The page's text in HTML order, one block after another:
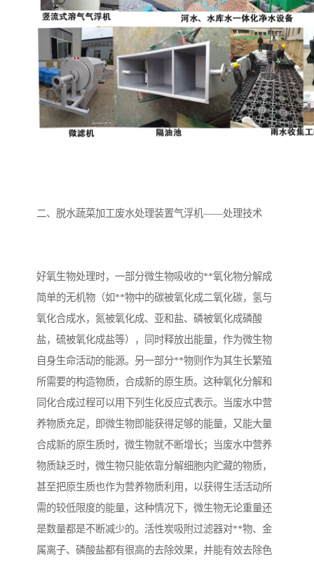
二、 脱水蔬菜加工废水处理装置气浮机——处理技术
好氧生物处理时，一部分微生物吸收的**氧化物分解成
简单的无机物（如**物中的碳被氧化成二氧化碳，氢与
氧化合成水，氮被氧化成、亚和盐、磷被氧化成磷酸
盐，硫被氧化成盐等），同时释放出能量，作为微生物
自身生命活动的能源。另一部分**物则作为其生长繁殖
所需要的构造物质，合成新的原生质。这种氧化分解和
同化合成过程可以用下列生化反应式表示。当废水中营
养物质充足，即微生物即能获得足够的能量，又能大量
合成新的原生质时，微生物就不断增长；当废水中营养
物质缺乏时，微生物只能依靠分解细胞内贮藏的物质，
甚至把原生质也作为营养物质利用，以获得生活活动所
需的较低限度的能量，这种情况下，微生物无论重量还
是数量都是不断减少的。活性炭吸附过滤器对**物、金
属离子、磷酸盐都有很高的去除效果，并能有效去除色
备
汽车污水处理设备 你猜生活污水处理设备
农村生活污水处理设备 玻璃钢污水处理设备
疗养院污水处理设备 屠宰场污水处理
生活污水处理设备 医疗污水处理设备